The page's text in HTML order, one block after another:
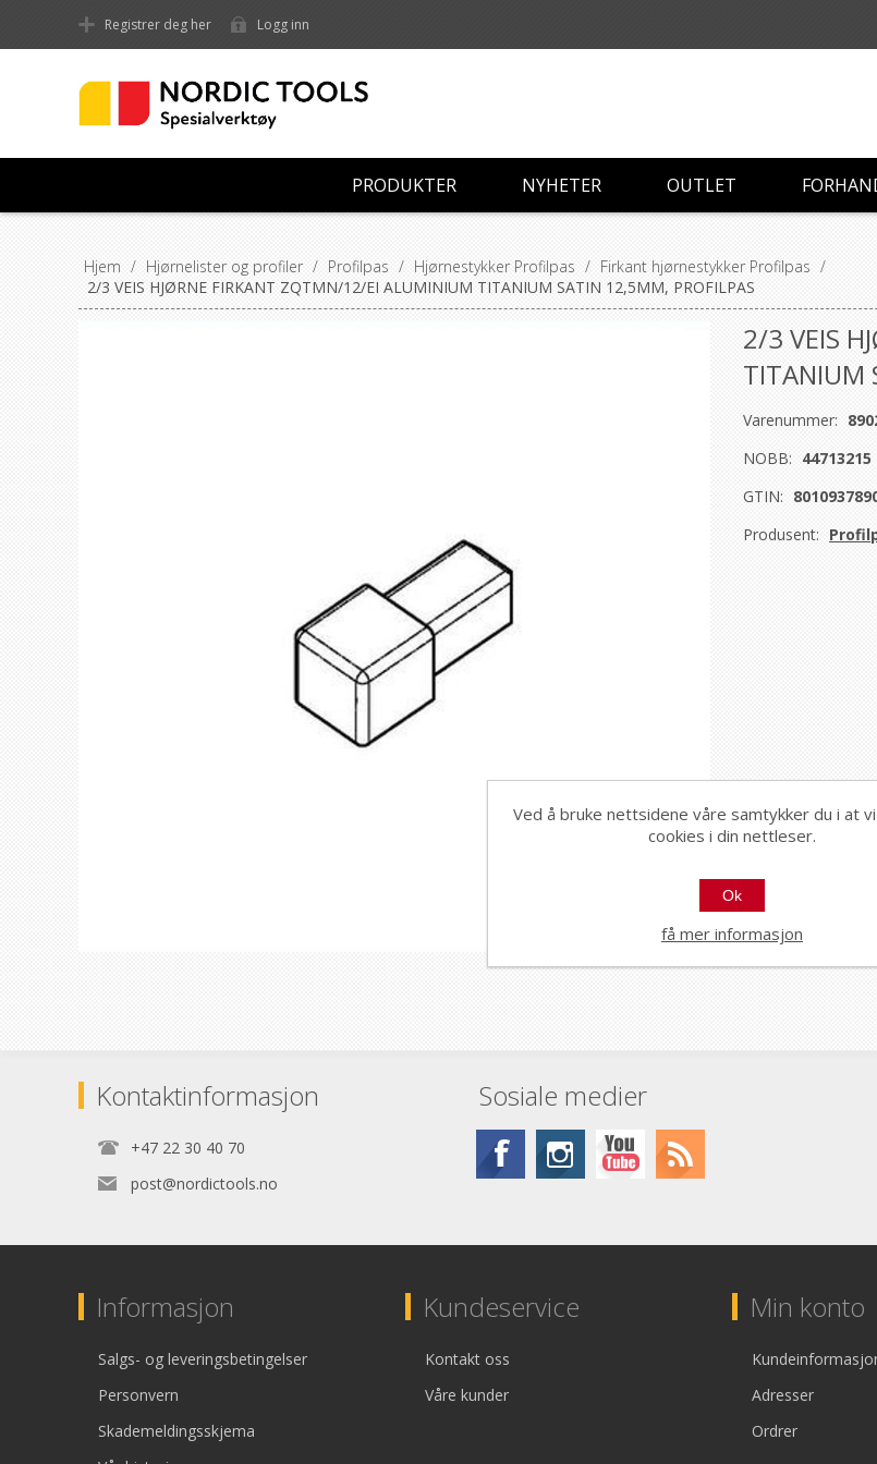
Registrer deg her Logg inn
PRODUKTER NYHETER OUTLET
Hjem / Hjørnelister og profiler / Profilpas / Hjørnestykker Profilpas / Firkant hjørnestykker Profilpas /
2/3 VEIS HJØRNE FIRKANT ZQTMN/12/EI ALUMINIUM TITANIUM SATIN 12,5MM, PROFILPAS
2/3 VEIS
TITANIUM
Varenummer:
NOBB: 44713215
GTIN:
Produsent:
Kontaktinformasjon
+47 22 30 40 70
post@nordictools.no
Sosiale medier
Informasjon
Salgs- og leveringsbetingelser
Personvern
Skademeldingsskjema
Kundeservice
Kontakt oss
Våre kunder
Min konto
Adresser
Ordrer
Ved å bruke nettsidene våre samtykker du i at
cookies i din nettleser.
Ok
få mer informasjon